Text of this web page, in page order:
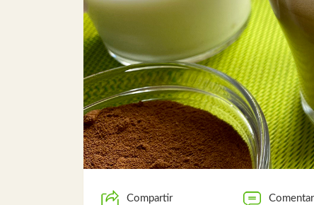
Compartir Comentar